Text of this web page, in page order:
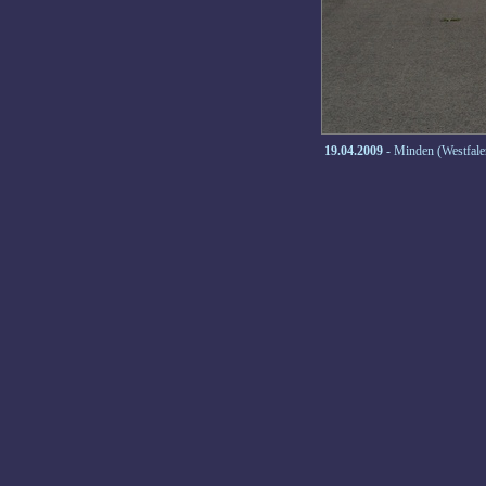
19.04.2009 - Minden